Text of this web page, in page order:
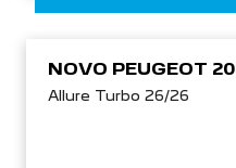
NOVO PEUGEOT
Allure Turbo 26/26